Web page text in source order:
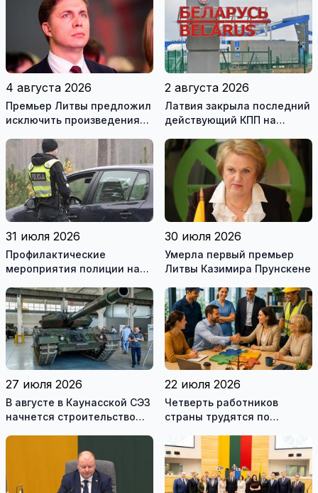
4 августа 2026
Премьер Литвы предложил
исключить произведения
рекомендуемой
литературы
2 августа 2026
Латвия закрыла последний
действующий КПП на
31 июля 2026
Профилактические
мероприятия полиции на
30 июля 2026
Умерла первый премьер
Литвы Казимира Прунскене
27 июля 2026
В августе в Каунасской СЭЗ
начнется строительство
22 июля 2026
Четверть работников
страны трудятся по
это выгодно и
сотрудникам, и
работодателям